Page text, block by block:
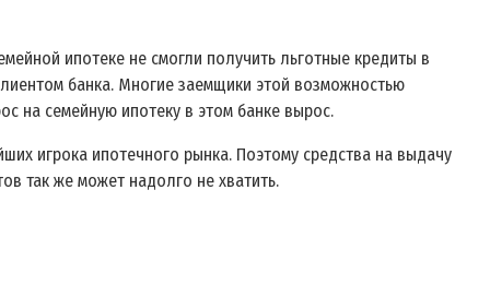
ипотеке не смогли получить льготные кредиты в
банка. Многие заемщики этой возможностью
на семейную ипотеку в этом банке вырос.
игрока ипотечного рынка. Поэтому средства на выдачу
так же может надолго не хватить.